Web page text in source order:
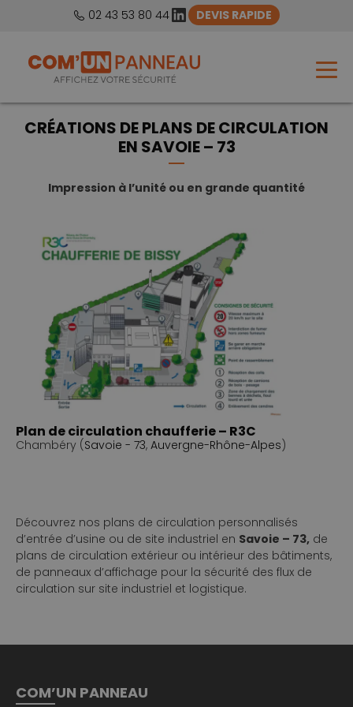
02 43 53 80 44LinkedIn
DEVIS RAPIDE
CRÉATIONS DE PLANS DE CIRCULATION
EN SAVOIE – 73
Impression à l’unité ou en grande quantité
Plan de circulation chaufferie – R3C
Chambéry (Savoie - 73, Auvergne-Rhône-Alpes)
Découvrez nos plans de circulation personnalisés
d’entrée d’usine ou de site industriel en Savoie – 73, de
plans de circulation extérieur ou intérieur des bâtiments,
de panneaux d’affichage pour la sécurité des flux de
circulation sur site industriel et logistique.
COM’UN PANNEAU